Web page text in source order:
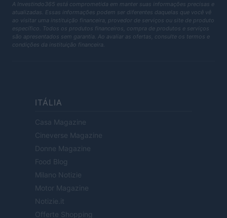
A Investindo365 está comprometida em manter suas informações precisas e
atualizadas. Essas informações podem ser diferentes daquelas que você vê
ao visitar uma instituição financeira, provedor de serviços ou site de produto
específico. Todos os produtos financeiros, compra de produtos e serviços
são apresentados sem garantia. Ao avaliar as ofertas, consulte os termos e
condições da instituição financeira.
ITÁLIA
Casa Magazine
Cineverse Magazine
Donne Magazine
Food Blog
Milano Notizie
Motor Magazine
Notizie.it
Offerte Shopping